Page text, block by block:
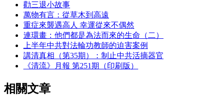
勸三退小故事
萬物有言：從草木到高遠
重症來襲遇高人 幸運從來不偶然
連環畫：他們都是為法而來的生命（二）
上半年中共對法輪功教師的迫害案例
講清真相（第35期）：制止中共活摘器官
《清流》月報 第251期（印刷版）
相關文章